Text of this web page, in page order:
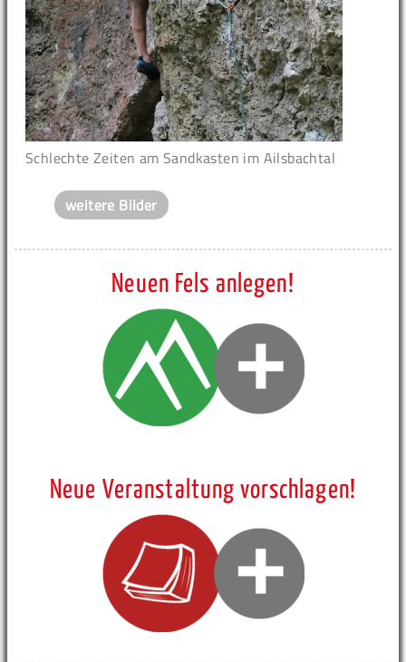
Schlechte Zeiten am Sandkasten im Ailsbachtal
weitere Bilder
Neuen Fels anlegen!
Neue Veranstaltung vorschlagen!